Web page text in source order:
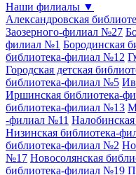
Наши филиалы ▼
Александровская
Заозерного-филиал №27
филиал №1 Бородинская
библиотека-филиал №12
Городская детская
библиотека-филиал №5
Иршинская библиотека-
библиотека-филиал №13
-филиал №11
Низинская библиотека-
библиотека-филиал №2
№17 Новосолянская
библиотека-филиал №19